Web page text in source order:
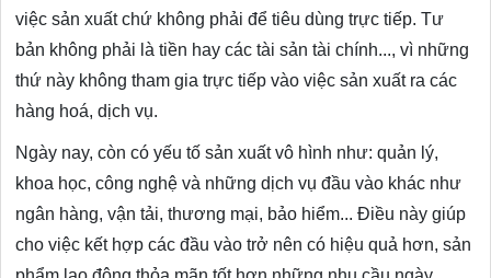
việc sản xuất chứ không phải để tiêu dùng trực tiếp. Tư
bản không phải là tiền hay các tài sản tài chính..., vì những
thứ này không tham gia trực tiếp vào việc sản xuất ra các
hàng hoá, dịch vụ.
Ngày nay, còn có yếu tố sản xuất vô hình như: quản lý,
khoa học, công nghệ và những dịch vụ đầu vào khác như
ngân hàng, vận tải, thương mại, bảo hiểm... Điều này giúp
cho việc kết hợp các đầu vào trở nên có hiệu quả hơn, sản